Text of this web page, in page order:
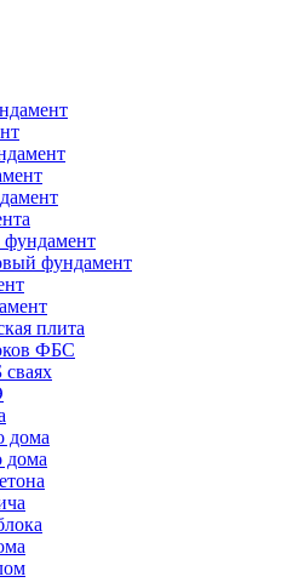
фундамент
плита
ФБС
дома
дома